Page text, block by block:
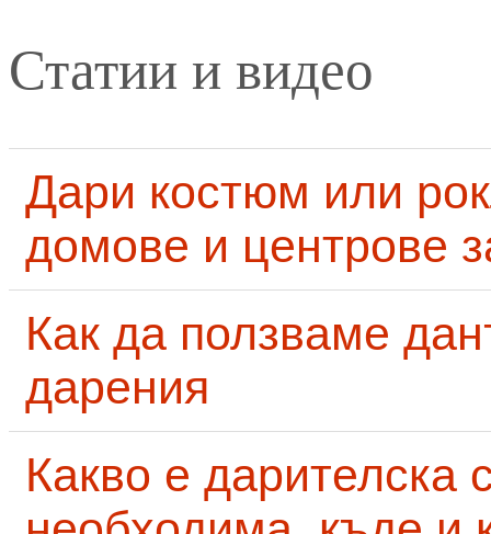
Статии и видео
Дари костюм или
домове и центрове
Как да ползваме
дарения
Какво е дарителска